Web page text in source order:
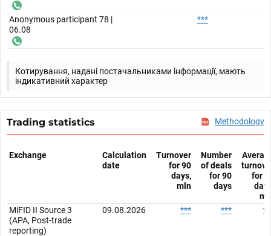
Anonymous participant 78 |
06.08
***
Котирування, надані постачальниками інформації, мають
індикативний характер
Trading statistics Methodology
Exchange
Calculation
date
Turnover
for 90
days,
mln
Number
of deals
for 90
days
for
MiFID II Source 3
(APA, Post-trade
reporting)
09.08.2026 *** ***